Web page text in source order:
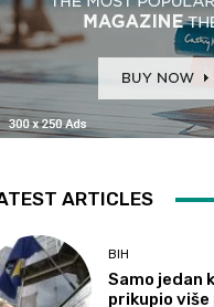
ARTICLES
BIH
Samo jedan
prikupio